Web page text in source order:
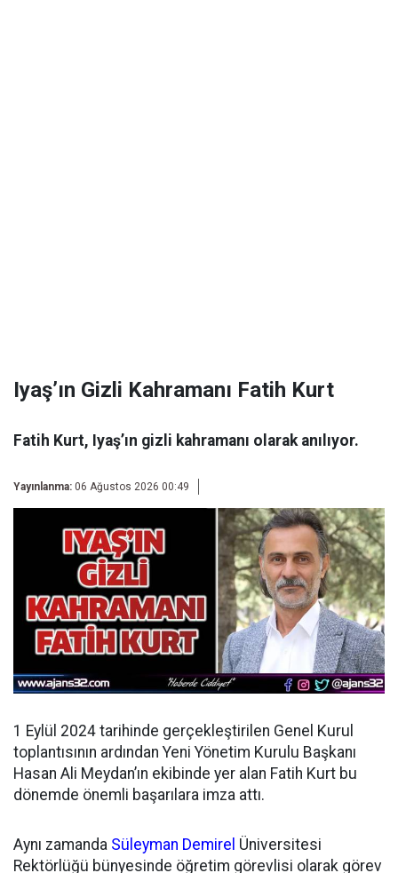
Iyaş’ın Gizli Kahramanı Fatih Kurt
Fatih Kurt, Iyaş’ın gizli kahramanı olarak anılıyor.
Yayınlanma: 06 Ağustos 2026 00:49
1 Eylül 2024 tarihinde gerçekleştirilen Genel Kurul
toplantısının ardından Yeni Yönetim Kurulu Başkanı
Hasan Ali Meydan’ın ekibinde yer alan Fatih Kurt bu
dönemde önemli başarılara imza attı.
Aynı zamanda Süleyman Demirel Üniversitesi
Rektörlüğü bünyesinde öğretim görevlisi olarak görev